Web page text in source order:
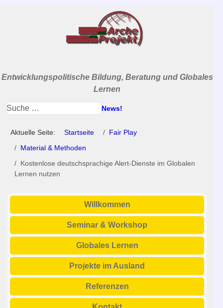
Entwicklungspolitische Bildung, Beratung und Globales
Lernen
News!
Aktuelle Seite: Startseite
Fair Play
Material & Methoden
Kostenlose deutschsprachige Alert-Dienste im Globalen
Lernen nutzen
Willkommen
Seminar & Workshop
Globales Lernen
Projekte im Ausland
Referenzen